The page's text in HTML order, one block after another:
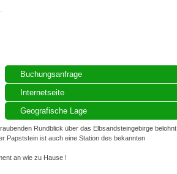
Buchungsanfrage
Internetseite
Geografische Lage
Rundblick über das Elbsandsteingebirge belohnt.
Papststein ist auch eine Station des bekannten
an wie zu Hause !